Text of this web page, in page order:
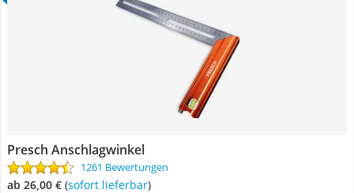
Presch Anschlagwinkel
1261 Bewertungen
ab 26,00 € ( Sofort lieferbar)